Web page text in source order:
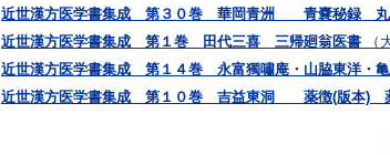
近世漢方医学書集成 第３０巻 華岡青洲 青嚢秘録
近世漢方医学書集成 第１巻 田代三喜 三帰廻翁医書
（
近世漢方医学書集成 第１４巻 永富獨嘯庵・山脇東洋・
近世漢方医学書集成 第１０巻 吉益東洞 薬徴(版本)